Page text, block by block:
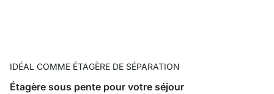
IDÉAL COMME ÉTAGÈRE DE SÉPARATION
Étagère sous pente pour votre séjour